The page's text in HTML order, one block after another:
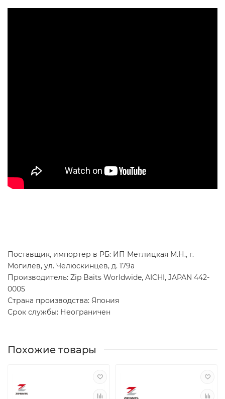
Поставщик, импортер в РБ: ИП Метлицкая М.Н., г.
Могилев, ул. Челюскинцев, д. 179а
Производитель: Zip Baits Worldwide, AICHI, JAPAN 442-
0005
Страна производства: Япония
Срок службы: Неограничен
Похожие товары